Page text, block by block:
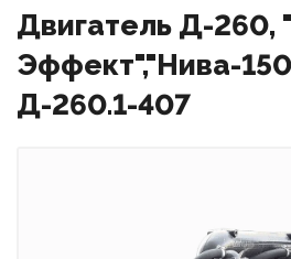
Двигатель Д-260,
Эффект","Нива-
Д-260.1-407